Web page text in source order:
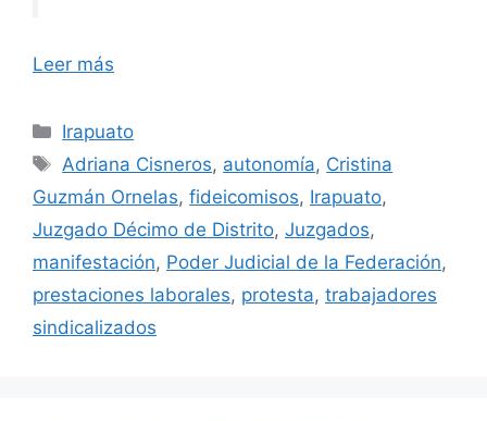
Leer más
Categorías
Irapuato
Etiquetas
Adriana Cisneros, autonomía, Cristina
Guzmán Ornelas, fideicomisos, Irapuato,
Juzgado Décimo de Distrito, Juzgados,
manifestación, Poder Judicial de la Federación,
prestaciones laborales, protesta, trabajadores
sindicalizados